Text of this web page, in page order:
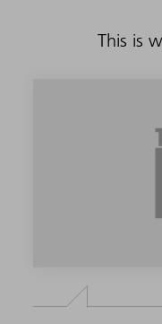
This is